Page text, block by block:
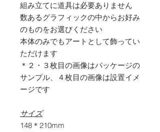
組み立てに道具は必要ありません
数あるグラフィックの中からお好み
のものをお選びください
本体のみでもアートとして飾ってい
ただけます
＊２・３枚目の画像はパッケージの
サンプル、４枚目の画像は設置イメ
ージです
サイズ
148＊210mm